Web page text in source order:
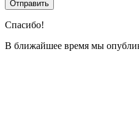
Спасибо!
В ближайшее время мы